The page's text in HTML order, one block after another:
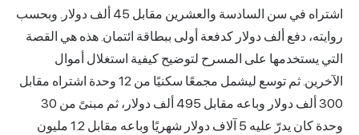
اشتراه في سن السادسة والعشرين مقابل 45 ألف دولار. وبحسب
روايته، دفع ألف دولار كدفعة أولى ببطاقة ائتمان. هذه هي القصة
التي يستخدمها على المسرح لتوضيح كيفية استغلال أموال
الآخرين. ثم توسع ليشمل مجمعًا سكنيًا من 12 وحدة اشتراه مقابل
300 ألف دولار وباعه مقابل 495 ألف دولار، ثم مبنىً من 30
وحدة كان يدرّ عليه 5 آلاف دولار شهريًا وباعه مقابل 1.2 مليون